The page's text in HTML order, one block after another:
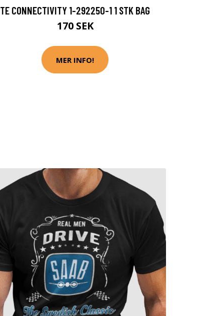
TE CONNECTIVITY 1-292250-1 1 STK BAG
170 SEK
MER INFO!